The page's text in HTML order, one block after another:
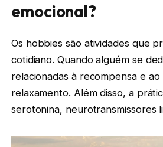
emocional?
Os hobbies são atividades que
cotidiano. Quando alguém se
relacionadas à recompensa e
relaxamento. Além disso, a
serotonina, neurotransmissores